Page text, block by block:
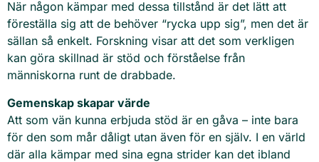
När någon kämpar med dessa tillstånd är det lätt att
föreställa sig att de behöver “rycka upp sig”, men det är
sällan så enkelt. Forskning visar att det som verkligen
kan göra skillnad är stöd och förståelse från
människorna runt de drabbade.
Gemenskap skapar värde
Att som vän kunna erbjuda stöd är en gåva – inte bara
för den som mår dåligt utan även för en själv. I en värld
där alla kämpar med sina egna strider kan det ibland